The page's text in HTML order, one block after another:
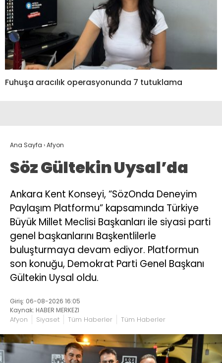
Fuhuşa aracılık operasyonunda 7 tutuklama
Ana Sayfa ›Afyon
Söz Gültekin Uysal’da
Ankara Kent Konseyi, “SözOnda Deneyim
Paylaşım Platformu” kapsamında Türkiye
Büyük Millet Meclisi Başkanları ile siyasi parti
genel başkanlarını Başkentlilerle
buluşturmaya devam ediyor. Platformun
son konuğu, Demokrat Parti Genel Başkanı
Gültekin Uysal oldu.
Giriş: 06-08-2026 16:05
Kaynak: HABER MERKEZI
Afyon Siyaset Tüm Haberler Tüm Haberler